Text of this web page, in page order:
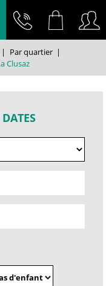
| Par quartier |
Clusaz